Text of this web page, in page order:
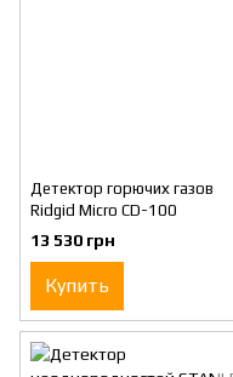
Детектор горючих газов
Ridgid Micro CD-100
13 530 грн
Купить